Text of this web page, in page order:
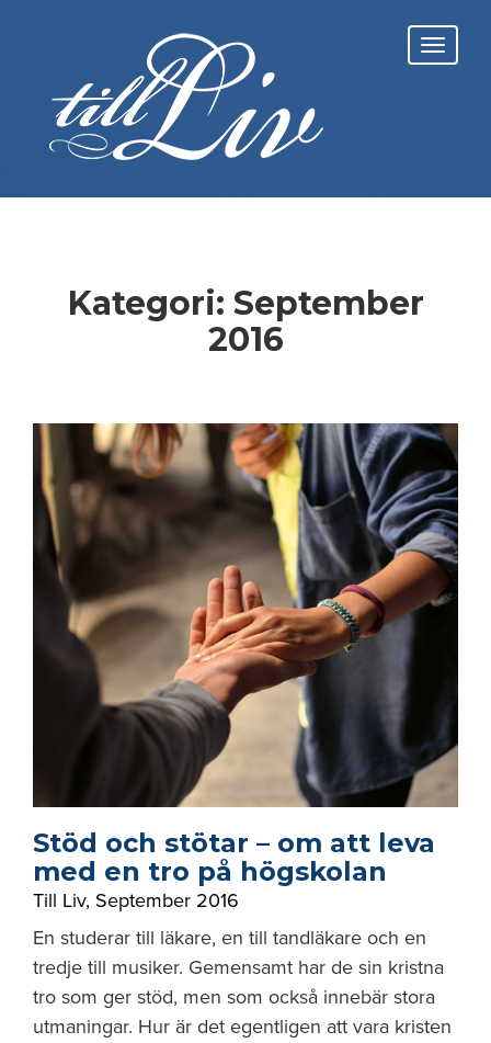
Kategori: September
2016
Stöd och stötar – om att leva
med en tro på högskolan
Till Liv, September 2016
En studerar till läkare, en till tandläkare och en
tredje till musiker. Gemensamt har de sin kristna
tro som ger stöd, men som också innebär stora
utmaningar. Hur är det egentligen att vara kristen